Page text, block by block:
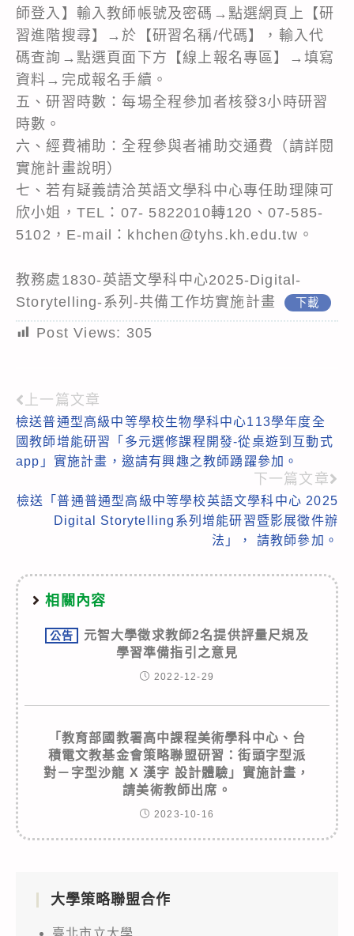
師登入】輸入教師帳號及密碼→點選網頁上【研
習進階搜尋】→於【研習名稱/代碼】，輸入代
碼查詢→點選頁面下方【線上報名專區】→填寫
資料→完成報名手續。
五、研習時數：每場全程參加者核發3小時研習
時數。
六、經費補助：全程參與者補助交通費（請詳閱
實施計畫說明）
七、若有疑義請洽英語文學科中心專任助理陳可
欣小姐，TEL：07- 5822010轉120、07-585-
5102，E-mail：khchen@tyhs.kh.edu.tw。
教務處1830-英語文學科中心2025-Digital-
Storytelling-系列-共備工作坊實施計畫
下載
Post Views: 305
Read
more
articles
上一篇文章
檢送普通型高級中等學校生物學科中心113學年度全
國教師增能研習「多元選修課程開發-從桌遊到互動式
app」實施計畫，邀請有興趣之教師踴躍參加。
下一篇文章
檢送「普通普通型高級中等學校英語文學科中心 2025
Digital Storytelling系列增能研習暨影展徵件辦
法」， 請教師參加。
相關內容
公告
元智大學徵求教師2名提供評量尺規及
學習準備指引之意見
2022-12-29
「教育部國教署高中課程美術學科中心、台
積電文教基金會策略聯盟研習：街頭字型派
對－字型沙龍 X 漢字 設計體驗」實施計畫，
請美術教師出席。
2023-10-16
大學策略聯盟合作
臺北市立大學